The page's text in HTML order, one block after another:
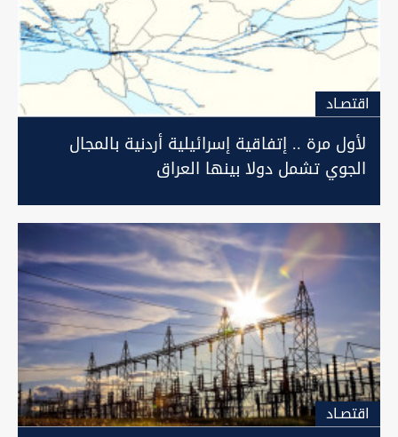
اقتصـاد
لأول مرة .. إتفاقية إسرائيلية أردنية بالمجال
الجوي تشمل دولا بينها العراق
اقتصـاد